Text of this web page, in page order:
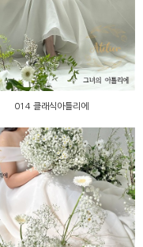
014 클래식아틀리에
014 클래식아틀리에
클래식아틀리에_안개